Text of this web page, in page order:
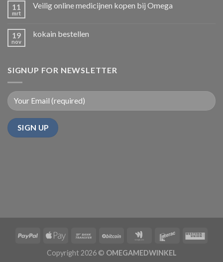
11
mrt
Veilig online medicijnen kopen bij Omega
19
nov
kokain bestellen
SIGNUP FOR NEWSLETTER
Copyright 2026 © OMEGAMEDWINKEL